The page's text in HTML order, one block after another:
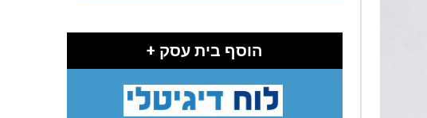
הוסף בית עסק +